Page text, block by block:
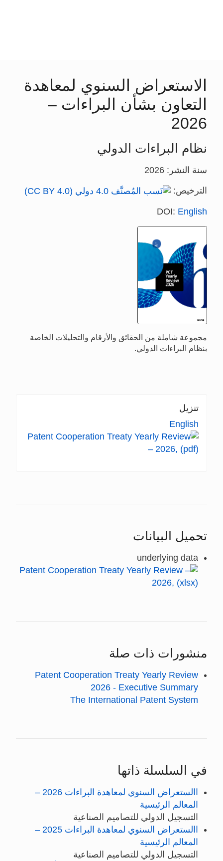
الاستعراض السنوي لمعاهدة
التعاون بشأن البراءات –
2026
نظام البراءات الدولي
سنة النشر: 2026
الترخيص:
DOI: English
مجموعة شاملة من الحقائق والأرقام والتحليلات الخاصة
بنظام البراءات الدولي.
تنزيل
English
تحميل البيانات
underlying data
منشورات ذات صلة
Patent Cooperation Treaty Yearly Review
2026 - Executive Summary
The International Patent System
في السلسلة ذاتها
االستعراض السنوي لمعاهدة البراءات 2026 –
المعالم الرئيسية
التسجيل الدولي للتصاميم الصناعية
االستعراض السنوي لمعاهدة البراءات 2025 –
المعالم الرئيسية
التسجيل الدولي للتصاميم الصناعية